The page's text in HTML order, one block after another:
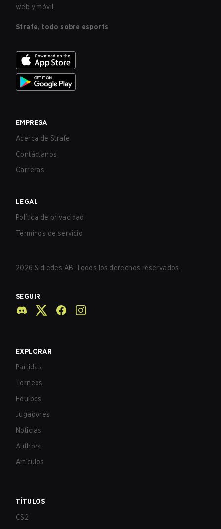
web y móvil.
Strafe, todo sobre esports
EMPRESA
Acerca de Strafe
Contáctanos
Carreras
LEGAL
Política de privacidad
Términos de servicio
2026 Sidledes AB. Todos los derechos reservados.
SEGUIR
EXPLORAR
Partidas
Torneos
Equipos
Jugadores
Noticias
Authors
Artículos
TÍTULOS
CS2